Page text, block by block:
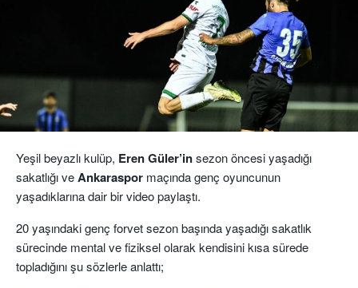
Yeşil beyazlı kulüp, Eren Güler’insezon öncesi yaşadığı
sakatlığı veAnkaraspor maçında genç oyuncunun
yaşadıklarına dair bir video paylaştı.
20 yaşındaki genç forvet sezon başında yaşadığı sakatlık
sürecinde mental ve fiziksel olarak kendisini kısa sürede
topladığını şu sözlerle anlattı;